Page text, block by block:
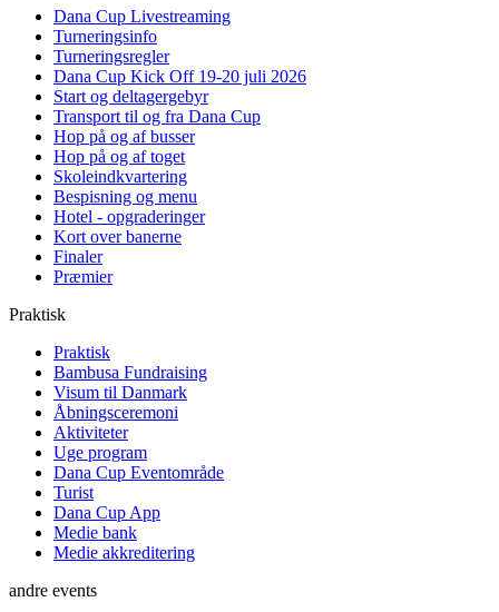
Dana Cup Livestreaming
Turneringsinfo
Turneringsregler
Dana Cup Kick Off 19-20 juli 2026
Start og deltagergebyr
Transport til og fra Dana Cup
Hop på og af busser
Hop på og af toget
Skoleindkvartering
Bespisning og menu
Hotel - opgraderinger
Kort over banerne
Finaler
Præmier
Praktisk
Praktisk
Bambusa Fundraising
Visum til Danmark
Åbningsceremoni
Aktiviteter
Uge program
Dana Cup Eventområde
Turist
Dana Cup App
Medie bank
Medie akkreditering
andre events